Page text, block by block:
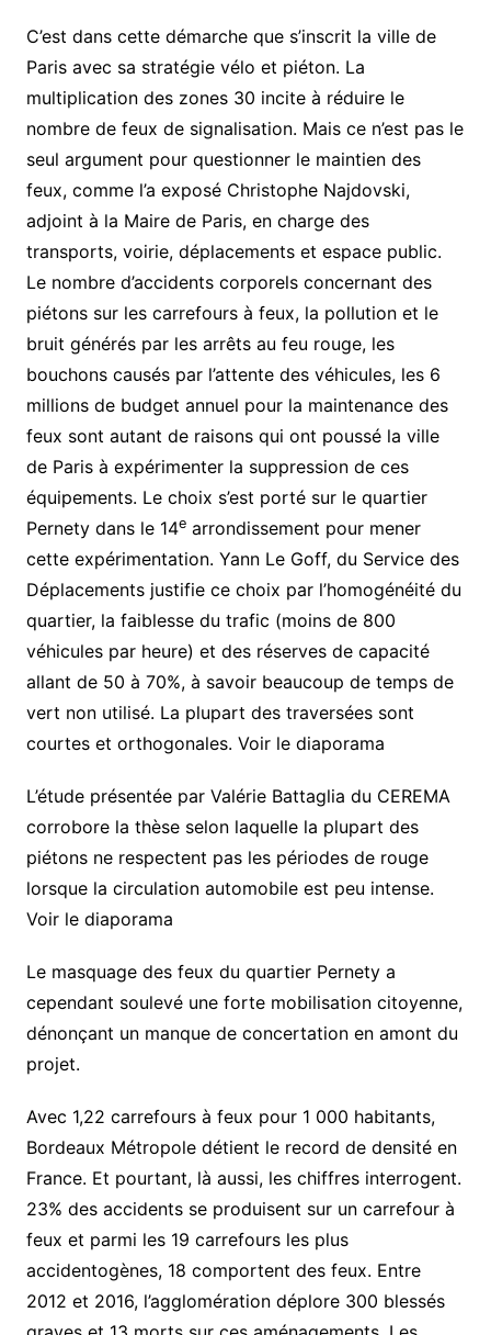
C’est dans cette démarche que s’inscrit la ville de
Paris avec sa stratégie vélo et piéton. La
multiplication des zones 30 incite à réduire le
nombre de feux de signalisation. Mais ce n’est pas le
seul argument pour questionner le maintien des
feux, comme l’a exposé Christophe Najdovski,
adjoint à la Maire de Paris, en charge des
transports, voirie, déplacements et espace public.
Le nombre d’accidents corporels concernant des
piétons sur les carrefours à feux, la pollution et le
bruit générés par les arrêts au feu rouge, les
bouchons causés par l’attente des véhicules, les 6
millions de budget annuel pour la maintenance des
feux sont autant de raisons qui ont poussé la ville
de Paris à expérimenter la suppression de ces
équipements. Le choix s’est porté sur le quartier
Pernety dans le 14earrondissement pour mener
cette expérimentation. Yann Le Goff, du Service des
Déplacements justifie ce choix par l’homogénéité du
quartier, la faiblesse du trafic (moins de 800
véhicules par heure) et des réserves de capacité
allant de 50 à 70%, à savoir beaucoup de temps de
vert non utilisé. La plupart des traversées sont
courtes et orthogonales. Voir le diaporama
L’étude présentée par Valérie Battaglia du CEREMA
corrobore la thèse selon laquelle la plupart des
piétons ne respectent pas les périodes de rouge
lorsque la circulation automobile est peu intense.
Voir le diaporama
Le masquage des feux du quartier Pernety a
cependant soulevé une forte mobilisation citoyenne,
dénonçant un manque de concertation en amont du
projet.
Avec 1,22 carrefours à feux pour 1 000 habitants,
Bordeaux Métropole détient le record de densité en
France. Et pourtant, là aussi, les chiffres interrogent.
23% des accidents se produisent sur un carrefour à
feux et parmi les 19 carrefours les plus
accidentogènes, 18 comportent des feux. Entre
2012 et 2016, l’agglomération déplore 300 blessés